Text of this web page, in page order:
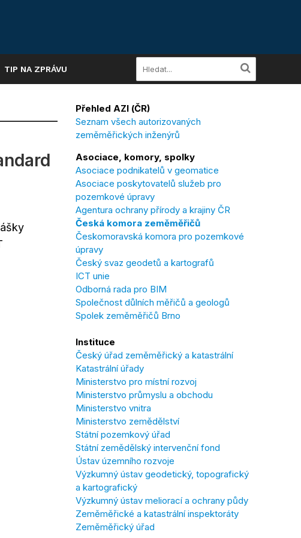
TIP NA ZPRÁVU
Přehled AZI (ČR)
Seznam všech autorizovaných
zeměměřických inženýrů
Asociace, komory, spolky
Asociace podnikatelů v geomatice
Asociace poskytovatelů služeb pro
pozemkové úpravy
Agentura ochrany přírody a krajiny ČR
Česká komora zeměměřičů
Českomoravská komora pro pozemkové
úpravy
Český svaz geodetů a kartografů
ICT unie
Odborná rada pro BIM
Společnost důlních měřičů a geologů
Spolek zeměměřičů Brno
Instituce
Český úřad zeměměřický a katastrální
Katastrální úřady
Ministerstvo pro místní rozvoj
Ministerstvo průmyslu a obchodu
Ministerstvo vnitra
Ministerstvo zemědělství
Státní pozemkový úřad
Státní zemědělský intervenční fond
Ústav územního rozvoje
Výzkumný ústav geodetický, topografický
a kartografický
Výzkumný ústav meliorací a ochrany půdy
Zeměměřické a katastrální inspektoráty
Zeměměřický úřad